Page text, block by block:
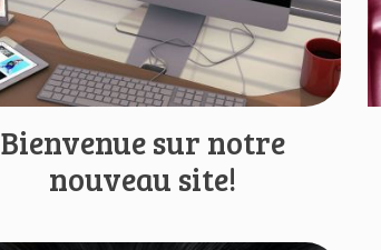
Bienvenue sur notre
nouveau site!